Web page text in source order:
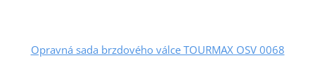
Opravná sada brzdového válce TOURMAX OSV 0068